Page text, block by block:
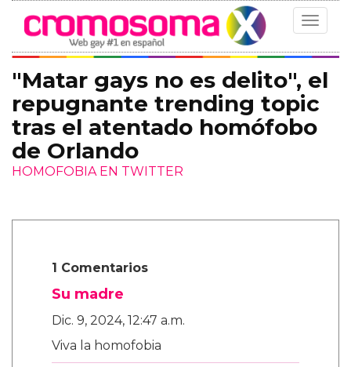
Toggle
"Matar gays no es delito", el
repugnante trending topic
tras el atentado homófobo
de Orlando
HOMOFOBIA EN TWITTER
1 Comentarios
Su madre
Dic. 9, 2024, 12:47 a.m.
Viva la homofobia